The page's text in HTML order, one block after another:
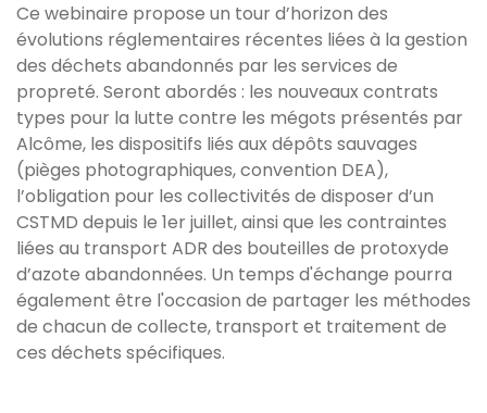
Ce webinaire propose un tour d’horizon des
évolutions réglementaires récentes liées à la gestion
des déchets abandonnés par les services de
propreté. Seront abordés : les nouveaux contrats
types pour la lutte contre les mégots présentés par
Alcôme, les dispositifs liés aux dépôts sauvages
(pièges photographiques, convention DEA),
l’obligation pour les collectivités de disposer d’un
CSTMD depuis le 1er juillet, ainsi que les contraintes
liées au transport ADR des bouteilles de protoxyde
d’azote abandonnées. Un temps d'échange pourra
également être l'occasion de partager les méthodes
de chacun de collecte, transport et traitement de
ces déchets spécifiques.